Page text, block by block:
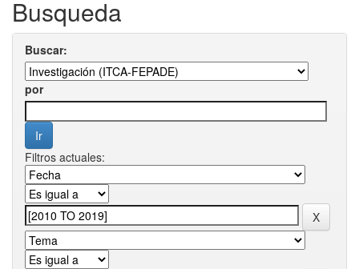
Busqueda
Buscar:
por
Filtros actuales: